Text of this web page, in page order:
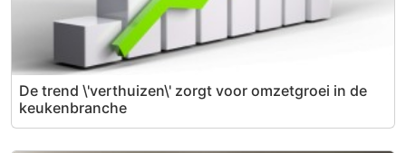
De trend \'verthuizen\' zorgt voor omzetgroei in de
keukenbranche